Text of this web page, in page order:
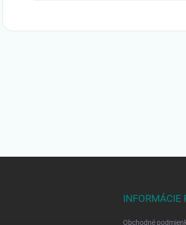
INFORMÁCIE
Obchodné